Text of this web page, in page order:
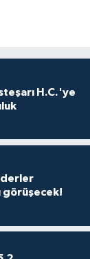
H.C.'ye
görüşecek!